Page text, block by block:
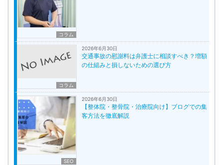
コラム
コラム
2026年6月30日
交通事故の慰謝料は弁護士に相談すべき？増額
の仕組みと損しないための選び方
SEO
2026年6月30日
【整体院・整骨院・治療院向け】ブログでの集
客方法を徹底解説